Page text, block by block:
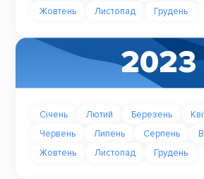
Жовтень
Листопад Грудень
2023
Січень Лютий Березень
Червень
Липень Серпень
Жовтень
Листопад Грудень